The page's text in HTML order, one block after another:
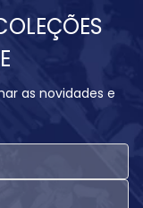
as novidades e